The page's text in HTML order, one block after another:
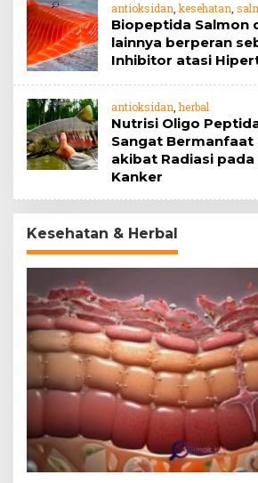
antioksidan kesehatan
Biopeptida Salmon
lainnya berperan
Inhibitor atasi
antioksidan ,herbal
Nutrisi Oligo
Sangat Bermanfaat
akibat Radiasi
Kanker
Kesehatan & Herbal